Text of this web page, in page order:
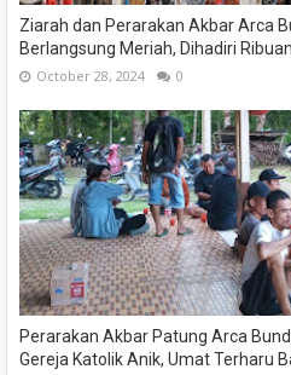
Ziarah dan Perarakan Akbar Arca
Berlangsung Meriah, Dihadiri
October 28, 2024 0
Perarakan Akbar Patung Arca
Gereja Katolik Anik, Umat Terharu